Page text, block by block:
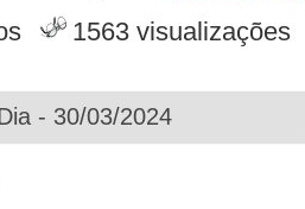
1563 visualizações
- 30/03/2024